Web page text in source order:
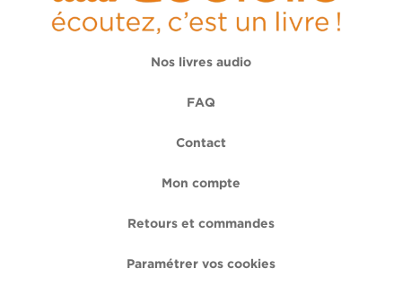
Nos livres audio
FAQ
Contact
Mon compte
Retours et commandes
Paramétrer vos cookies